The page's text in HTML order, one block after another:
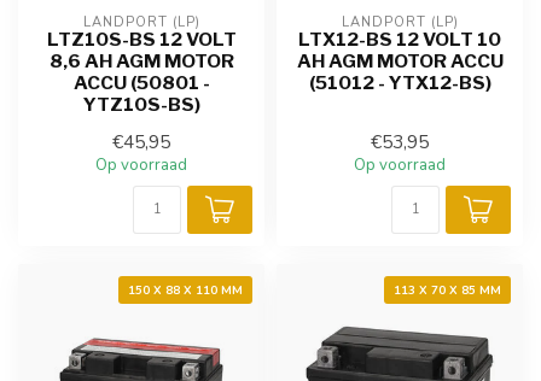
LANDPORT (LP)
LTZ10S-BS 12 VOLT
8,6 AH AGM MOTOR
ACCU (50801 -
YTZ10S-BS)
€45,95
Op voorraad
LANDPORT (LP)
LTX12-BS 12 VOLT 10
AH AGM MOTOR ACCU
(51012 - YTX12-BS)
€53,95
Op voorraad
150 X 88 X 110 MM 113 X 70 X 85 MM